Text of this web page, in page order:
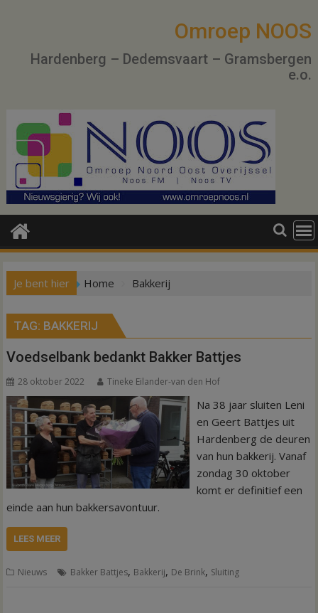
Omroep NOOS
Hardenberg – Dedemsvaart – Gramsbergen
e.o.
Je bent hier Home Bakkerij
TAG: BAKKERIJ
Voedselbank bedankt Bakker Battjes
28 oktober 2022 Tineke Eilander-van den Hof
Na 38 jaar sluiten Leni
en Geert Battjes uit
Hardenberg de deuren
van hun bakkerij. Vanaf
zondag 30 oktober
komt er definitief een
einde aan hun bakkersavontuur.
LEES MEER
Nieuws Bakker Battjes, Bakkerij, De Brink, Sluiting